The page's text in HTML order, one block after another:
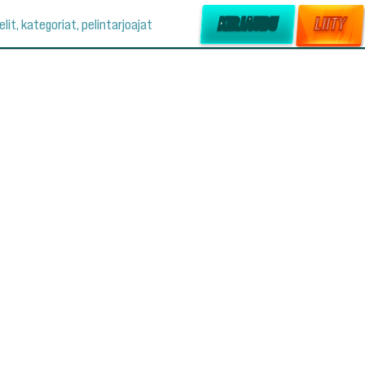
kategoriat, pelintarjoajat KIRJAUDU LIITY